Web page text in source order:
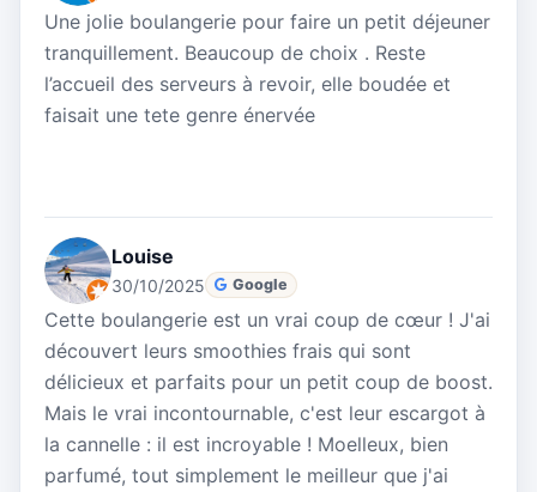
Une jolie boulangerie pour faire un petit déjeuner
tranquillement. Beaucoup de choix . Reste
l’accueil des serveurs à revoir, elle boudée et
faisait une tete genre énervée
Louise
30/10/2025 Google
Cette boulangerie est un vrai coup de cœur ! J'ai
découvert leurs smoothies frais qui sont
délicieux et parfaits pour un petit coup de boost.
Mais le vrai incontournable, c'est leur escargot à
la cannelle : il est incroyable ! Moelleux, bien
parfumé, tout simplement le meilleur que j'ai